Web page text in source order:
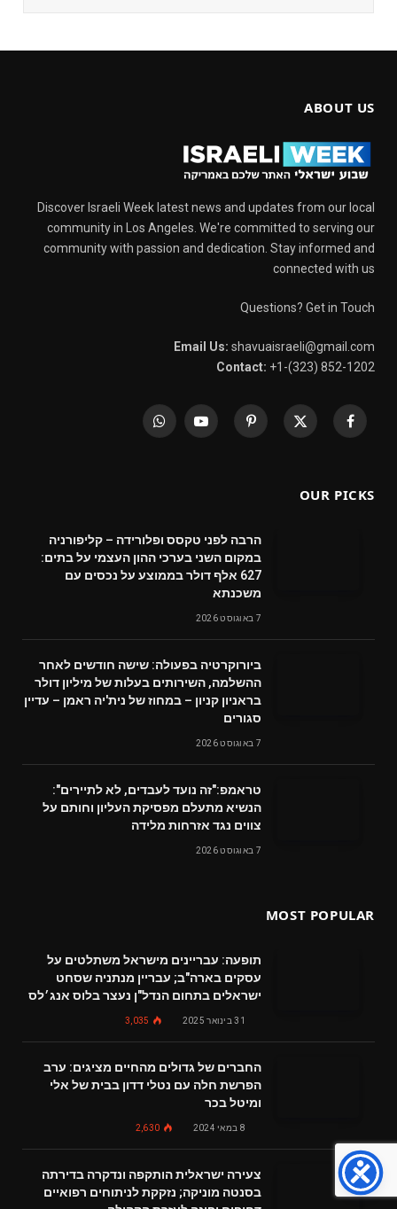
ABOUT US
Discover Israeli Week latest news and updates from our local
community in Los Angeles. We're committed to serving our
community with passion and dedication. Stay informed and
connected with us
Questions? Get in Touch
Email Us: shavuaisraeli@gmail.com
Contact: +1-(323) 852-1202
Facebook
X
Pinterest
YouTube
WhatsApp
OUR PICKS
הרבה לפני טקסס ופלורידה – קליפורניה
במקום השני בערכי ההון העצמי על בתים:
627 אלף דולר בממוצע על נכסים עם
משכנתא
7 באוגוסט 2026
ביורוקרטיה בפעולה: שישה חודשים לאחר
ההשלמה, השירותים בעלות של מיליון דולר
בראניון קניון – במחוז של נית'יה ראמן – עדיין
סגורים
7 באוגוסט 2026
טראמפ:"זה נועד לעבדים, לא לתיירים":
הנשיא מתעלם מפסיקת העליון וחותם על
צווים נגד אזרחות מלידה
7 באוגוסט 2026
MOST POPULAR
תופעה: עבריינים מישראל משתלטים על
עסקים בארה"ב; עבריין מנתניה שסחט
ישראלים בתחום הנדל"ן נעצר בלוס אנג׳לס
31 בינואר 2025 3,035
החברים של גדולים מהחיים מציגים: ערב
הפרשת חלה עם נטלי דדון בבית של אלי
ומיטל בכר
8 במאי 2024 2,630
צעירה ישראלית הותקפה ונדקרה בדירתה
בסנטה מוניקה; נזקקת לניתוחים רפואיים